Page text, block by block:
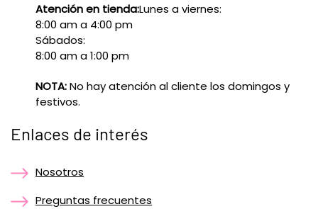
Atención en tienda:Lunes a viernes:
8:00 am a 4:00 pm
Sábados:
8:00 am a 1:00 pm
NOTA:No hay atención al cliente los domingos y
festivos.
Enlaces de interés
Nosotros
Preguntas frecuentes